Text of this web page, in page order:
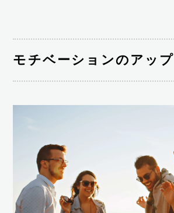
モチベーションのアップ